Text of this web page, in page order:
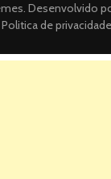
. Desenvolvido
Politica de privacidade